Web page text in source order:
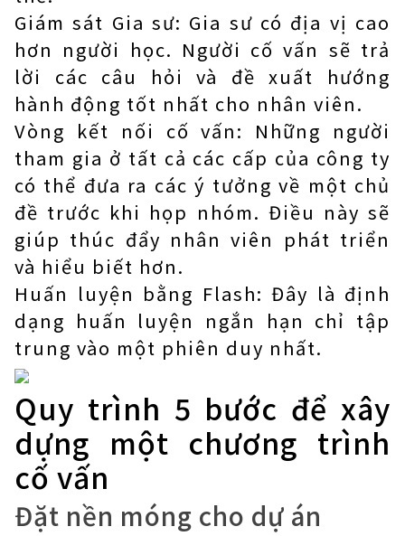
Giám sát Gia sư: Gia sư có địa vị cao
hơn người học. Người cố vấn sẽ trả
lời các câu hỏi và đề xuất hướng
hành động tốt nhất cho nhân viên.
Vòng kết nối cố vấn: Những người
tham gia ở tất cả các cấp của công ty
có thể đưa ra các ý tưởng về một chủ
đề trước khi họp nhóm. Điều này sẽ
giúp thúc đẩy nhân viên phát triển
và hiểu biết hơn.
Huấn luyện bằng Flash: Đây là định
dạng huấn luyện ngắn hạn chỉ tập
trung vào một phiên duy nhất.
Quy trình 5 bước để xây
dựng một chương trình
cố vấn
Đặt nền móng cho dự án